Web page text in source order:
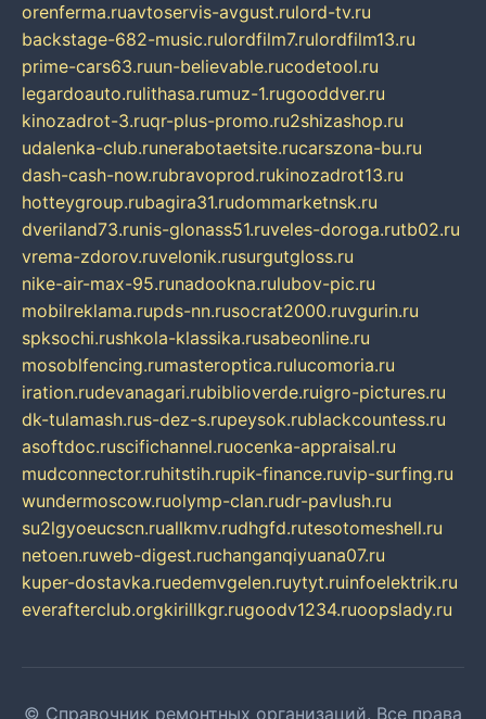
orenferma.ruavtoservis-avgust.rulord-tv.ru
backstage-682-music.rulordfilm7.rulordfilm13.ru
prime-cars63.ruun-believable.rucodetool.ru
legardoauto.rulithasa.rumuz-1.rugooddver.ru
kinozadrot-3.ruqr-plus-promo.ru2shizashop.ru
udalenka-club.runerabotaetsite.rucarszona-bu.ru
dash-cash-now.rubravoprod.rukinozadrot13.ru
hotteygroup.rubagira31.rudommarketnsk.ru
dveriland73.runis-glonass51.ruveles-doroga.rutb02.ru
vrema-zdorov.ruvelonik.rusurgutgloss.ru
nike-air-max-95.runadookna.rulubov-pic.ru
mobilreklama.rupds-nn.rusocrat2000.ruvgurin.ru
spksochi.rushkola-klassika.rusabeonline.ru
mosoblfencing.rumasteroptica.rulucomoria.ru
iration.rudevanagari.rubiblioverde.ruigro-pictures.ru
dk-tulamash.rus-dez-s.rupeysok.rublackcountess.ru
asoftdoc.ruscifichannel.ruocenka-appraisal.ru
mudconnector.ruhitstih.rupik-finance.ruvip-surfing.ru
wundermoscow.ruolymp-clan.rudr-pavlush.ru
su2lgyoeucscn.ruallkmv.rudhgfd.rutesotomeshell.ru
netoen.ruweb-digest.ruchanganqiyuana07.ru
kuper-dostavka.ruedemvgelen.ruytyt.ruinfoelektrik.ru
everafterclub.orgkirillkgr.rugoodv1234.ruoopslady.ru
© Справочник ремонтных организаций. Все права